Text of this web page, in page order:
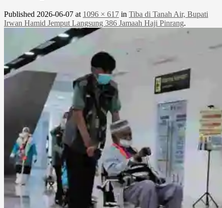
Published 2026-06-07 at 1096 × 617 in Tiba di Tanah Air, Bupati
Irwan Hamid Jemput Langsung 386 Jamaah Haji Pinrang.